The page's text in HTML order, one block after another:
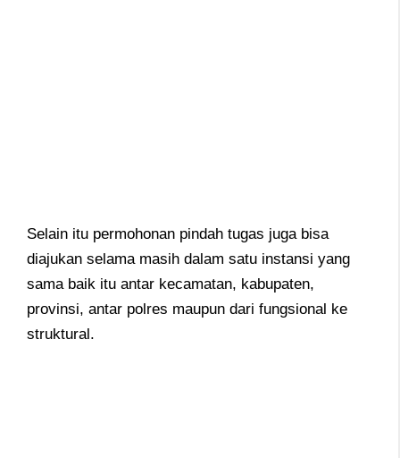
Selain itu permohonan pindah tugas juga bisa
diajukan selama masih dalam satu instansi yang
sama baik itu antar kecamatan, kabupaten,
provinsi, antar polres maupun dari fungsional ke
struktural.